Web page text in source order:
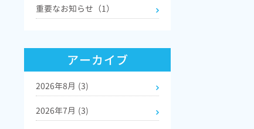
重要なお知らせ（1）
アーカイブ
2026年8月 (3)
2026年7月 (3)